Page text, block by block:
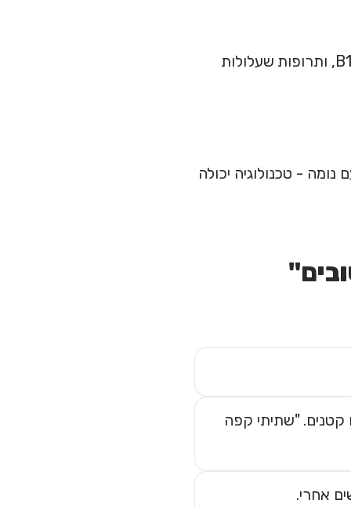
בקשו מהרופא לבדוק: תת-פעילות בלוטת התריס, מחסור בוויטמין D ו-B12, ותרופות שעלולות
נומה - טכנולוגיה יכולה
קטנים. "שתיתי קפה
אחרי.